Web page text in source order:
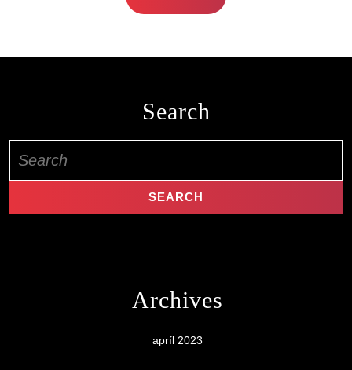
Search
for:
Archives
apríl 2023